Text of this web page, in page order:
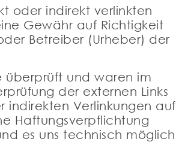
oder indirekt verlinkten
Gewähr auf Richtigkeit
Betreiber (Urheber) der
überprüft und waren im
der externen Links
indirekten Verlinkungen auf
Haftungsverpflichtung
es uns technisch möglich